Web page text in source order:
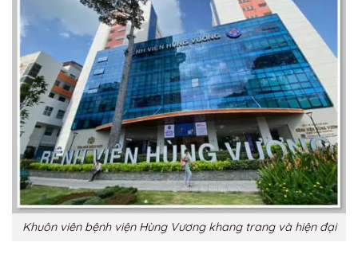
Khuôn viên bệnh viện Hùng Vương khang trang và hiện đại